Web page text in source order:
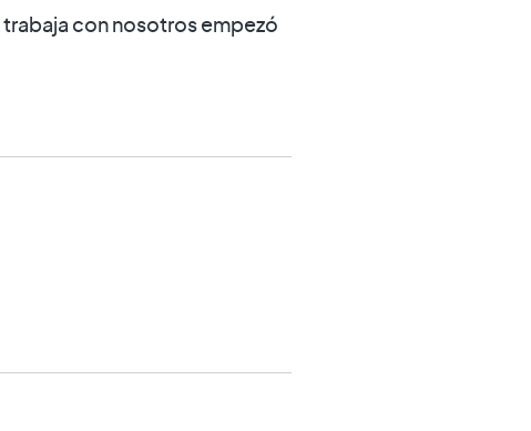
trabaja con nosotros empezó